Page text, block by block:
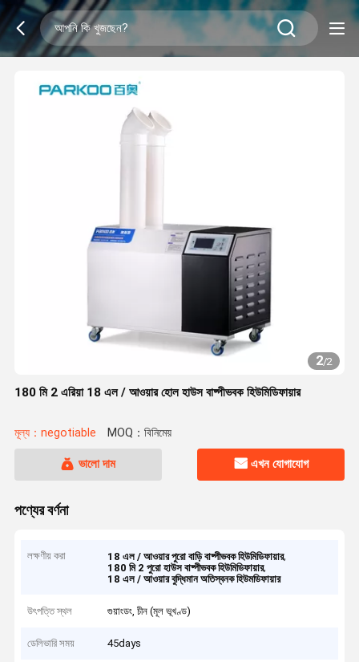
2/2
180 মি 2 এরিয়া 18 এল / আওয়ার হোল হাউস বাষ্পীভবক হিউমিডিফায়ার
মূল্য：negotiable MOQ：বিনিমেয়
ভালো দাম এখন যোগাযোগ
পণ্যের বর্ণনা
লক্ষণীয় করা 18 এল / আওয়ার পুরো বাড়ি বাষ্পীভবক হিউমিডিফায়ার,
180 মি 2 পুরো হাউস বাষ্পীভবক হিউমিডিফায়ার,
18 এল / আওয়ার বুদ্ধিমান অতিস্বনক হিউমডিফায়ার
উৎপত্তি স্থল গুয়াংডং, চীন (মূল ভূখণ্ড)
ডেলিভারি সময় 45days